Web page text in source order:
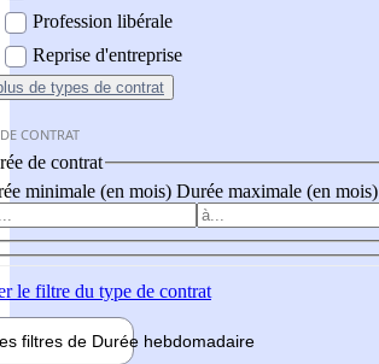
Profession libérale
Reprise d'entreprise
de types de contrat
CONTRAT
de contrat
minimale (en mois) Durée maximale (en mois)
le filtre du type de contrat
filtres de Durée hebdomadaire